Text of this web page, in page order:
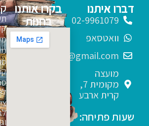
דברו איתנו
02-9961079
וואטסאפ
sfarim.k4@gmail.com
מועצה
מקומית 7,
קרית ארבע
שעות פתיחה:
בקרו אותנו
בחנות